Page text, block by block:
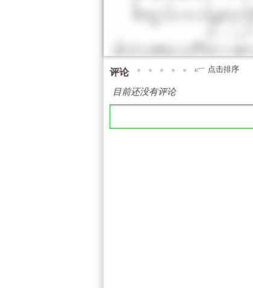
评论 点击排序
目前还没有评论